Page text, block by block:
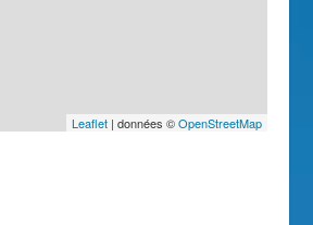
Leaflet| données ©OpenStreetMap